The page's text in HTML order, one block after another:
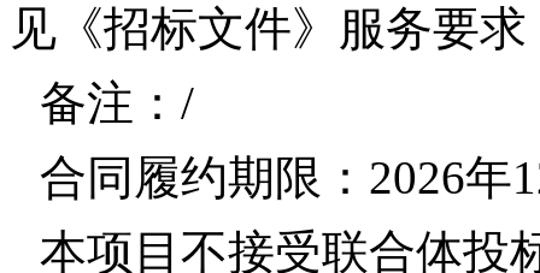
见《招标文件》服务要求
备注：/
合同履约期限：2026年
本项目不接受联合体投